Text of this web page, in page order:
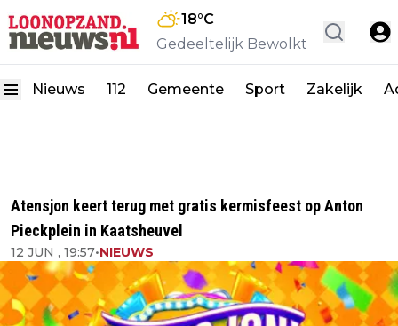
18°C
Gedeeltelijk Bewolkt
Nieuws 112 Gemeente Sport Zakelijk
Atensjon keert terug met gratis kermisfeest op Anton
Pieckplein in Kaatsheuvel
12 JUN , 19:57•NIEUWS